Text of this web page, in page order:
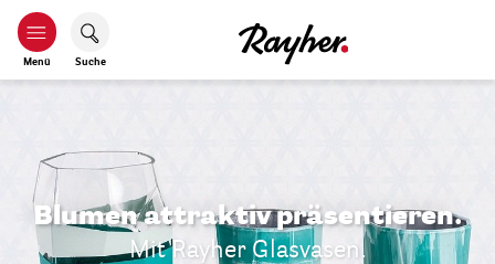
Menü Suche
Blumen attraktiv präsentieren.
Mit Rayher Glasvasen.